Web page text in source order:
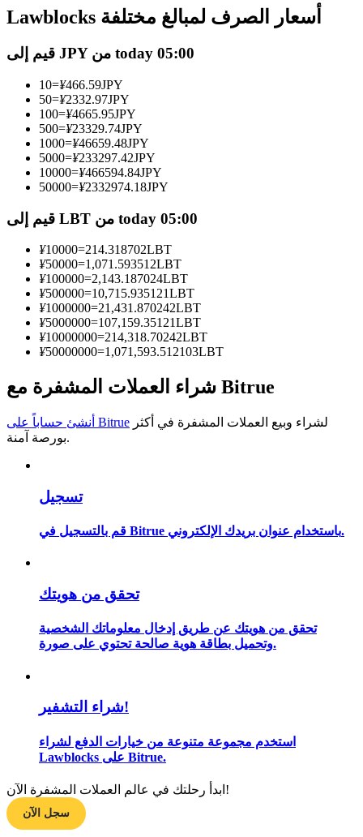
انضم إلى أفضل المتداولين
كن متداول نسخ
تحليل البيانات الضخمة بما في ذلك المعلومات التجارية، وما
دليل المبتدئين للعقود الآجلة
تعلم كيفية البقاء مربحة
Lawblocks أسعار الصرف لمبالغ مختلفة
قيم إلى JPY من today 05:00
10=¥466.59JPY
50=¥2332.97JPY
100=¥4665.95JPY
500=¥23329.74JPY
1000=¥46659.48JPY
5000=¥233297.42JPY
10000=¥466594.84JPY
50000=¥2332974.18JPY
قيم إلى LBT من today 05:00
¥10000=214.318702LBT
¥50000=1,071.593512LBT
¥100000=2,143.187024LBT
¥500000=10,715.935121LBT
¥1000000=21,431.870242LBT
¥5000000=107,159.35121LBT
¥10000000=214,318.70242LBT
¥50000000=1,071,593.512103LBT
شراء العملات المشفرة مع Bitrue
أنشئ حساباً على Bitrue
بورصة آمنة.
تسجيل
قم بالتسجيل في Bitrue باستخدام عنوان بريدك الإلكتروني.
تحقق من هويتك
تحقق من هويتك عن طريق إدخال معلوماتك الشخصية
وتحميل بطاقة هوية صالحة تحتوي على صورة.
شراء التشفير!
استخدم مجموعة متنوعة من خيارات الدفع لشراء
Lawblocks على Bitrue.
ابدأ رحلتك في عالم العملات المشفرة الآن!
سجل الآن